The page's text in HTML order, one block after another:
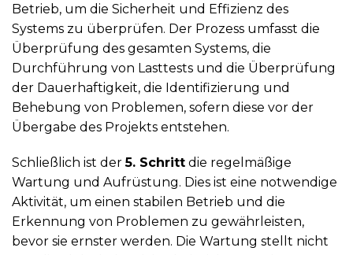
Betrieb, um die Sicherheit und Effizienz des
Systems zu überprüfen. Der Prozess umfasst die
Überprüfung des gesamten Systems, die
Durchführung von Lasttests und die Überprüfung
der Dauerhaftigkeit, die Identifizierung und
Behebung von Problemen, sofern diese vor der
Übergabe des Projekts entstehen.
Schließlich ist der5. Schritt die regelmäßige
Wartung und Aufrüstung. Dies ist eine notwendige
Aktivität, um einen stabilen Betrieb und die
Erkennung von Problemen zu gewährleisten,
bevor sie ernster werden. Die Wartung stellt nicht